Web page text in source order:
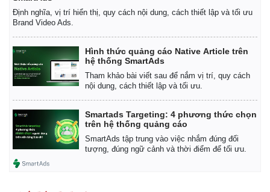
Kinh tế
Bất động sản
Khởi nghiệp
Thị trường
Giá vàng
Tiêu dùng
Tỷ giá
Chứng khoán
Giá cà phê
Định nghĩa, vị trí hiển thị, quy cách nội dung, cách thiết lập và tối ưu
Brand Video Ads.
Hình thức quảng cáo Native Article trên
hệ thống SmartAds
Tham khảo bài viết sau để nắm vị trí, quy cách
nội dung, cách thiết lập và tối ưu.
Smartads Targeting: 4 phương thức chọn
trên hệ thống quảng cáo
SmartAds tập trung vào việc nhắm đúng đối
tượng, đúng ngữ cảnh và thời điểm để tối ưu.